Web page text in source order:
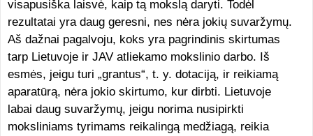
visapusiška laisvė, kaip tą mokslą daryti. Todėl
rezultatai yra daug geresni, nes nėra jokių suvaržymų.
Aš dažnai pagalvoju, koks yra pagrindinis skirtumas
tarp Lietuvoje ir JAV atliekamo mokslinio darbo. Iš
esmės, jeigu turi „grantus“, t. y. dotaciją, ir reikiamą
aparatūrą, nėra jokio skirtumo, kur dirbti. Lietuvoje
labai daug suvaržymų, jeigu norima nusipirkti
moksliniams tyrimams reikalingą medžiagą, reikia